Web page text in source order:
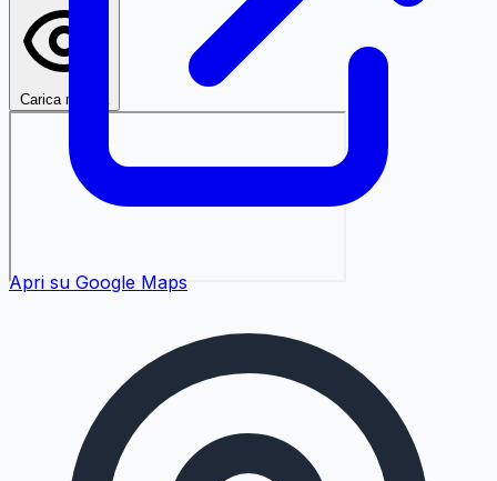
Carica mappa
Apri su Google Maps